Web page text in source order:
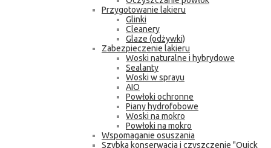
Przygotowanie lakieru
Glinki
Cleanery
Glaze (odżywki)
Zabezpieczenie lakieru
Woski naturalne i hybrydowe
Sealanty
Woski w sprayu
AIO
Powłoki ochronne
Piany hydrofobowe
Woski na mokro
Powłoki na mokro
Wspomaganie osuszania
Szybka konserwacja i czyszczenie "Quick